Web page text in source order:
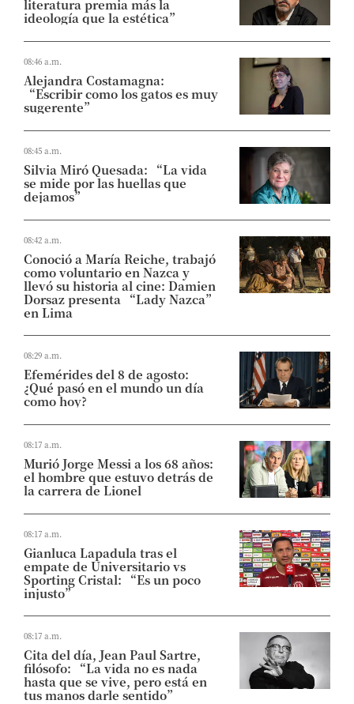
literatura premia más la
ideología que la estética”
08:46 a.m.
Alejandra Costamagna:
“Escribir como los gatos es muy
sugerente”
08:45 a.m.
Silvia Miró Quesada: “La vida
se mide por las huellas que
dejamos”
08:42 a.m.
Conoció a María Reiche, trabajó
como voluntario en Nazca y
llevó su historia al cine: Damien
Dorsaz presenta “Lady Nazca”
en Lima
08:29 a.m.
Efemérides del 8 de agosto:
¿Qué pasó en el mundo un día
como hoy?
08:17 a.m.
Murió Jorge Messi a los 68 años:
el hombre que estuvo detrás de
la carrera de Lionel
08:17 a.m.
Gianluca Lapadula tras el
empate de Universitario vs
Sporting Cristal: “Es un poco
injusto”
08:17 a.m.
Cita del día, Jean Paul Sartre,
filósofo: “La vida no es nada
hasta que se vive, pero está en
tus manos darle sentido”